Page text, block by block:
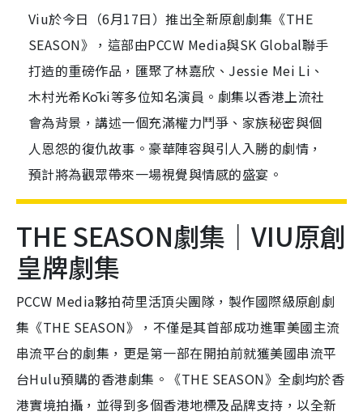
Viu於今日（6月17日）推出全新原創劇集《THE
SEASON》，這部由PCCW Media與SK Global聯手
打造的重磅作品，匯聚了林嘉欣、Jessie Mei Li、
木村光希Kōki等多位知名演員。劇集以香港上流社
會為背景，講述一個充滿權力鬥爭、家族秘密與個
人恩怨的復仇故事。豪華陣容與引人入勝的劇情，
預計將為觀眾帶來一場視覺與情感的盛宴。
THE SEASON劇集｜VIU原創
皇牌劇集
PCCW Media夥拍荷里活頂尖團隊，製作國際級原創劇
集《THE SEASON》，不僅是其首部成功進軍美國主流
串流平台的劇集，更是第一部在開拍前就獲美國串流平
台Hulu預購的香港劇集。《THE SEASON》全劇均於香
港實境拍攝，並得到多個香港地標及品牌支持，以全新